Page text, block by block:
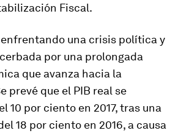
Fiscal.
enfrentando una crisis política y
por una prolongada
que avanza hacia la
prevé que el PIB real se
10 por ciento en 2017, tras una
18 por ciento en 2016, a causa